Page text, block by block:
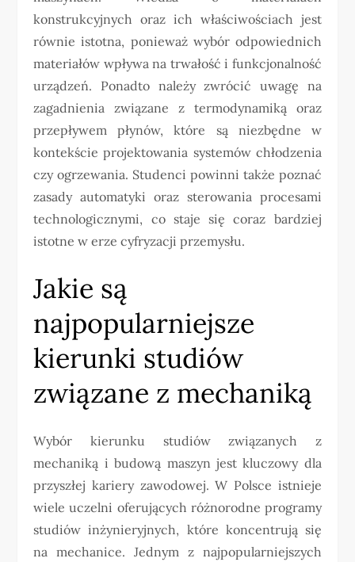
konstrukcyjnych oraz ich właściwościach jest
równie istotna, ponieważ wybór odpowiednich
materiałów wpływa na trwałość i funkcjonalność
urządzeń. Ponadto należy zwrócić uwagę na
zagadnienia związane z termodynamiką oraz
przepływem płynów, które są niezbędne w
kontekście projektowania systemów chłodzenia
czy ogrzewania. Studenci powinni także poznać
zasady automatyki oraz sterowania procesami
technologicznymi, co staje się coraz bardziej
istotne w erze cyfryzacji przemysłu.
Jakie są
najpopularniejsze
kierunki studiów
związane z mechaniką
Wybór kierunku studiów związanych z
mechaniką i budową maszyn jest kluczowy dla
przyszłej kariery zawodowej. W Polsce istnieje
wiele uczelni oferujących różnorodne programy
studiów inżynieryjnych, które koncentrują się
na mechanice. Jednym z najpopularniejszych